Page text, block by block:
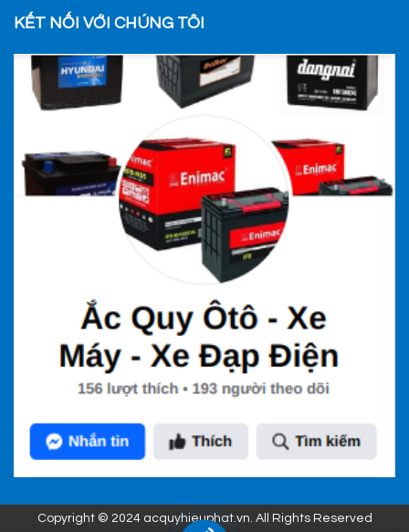
KẾT NỐI VỚI CHÚNG TÔI
Copyright © 2024 acquyhieuphat.vn. All Rights Reserved